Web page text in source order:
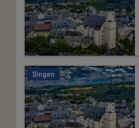
Singen